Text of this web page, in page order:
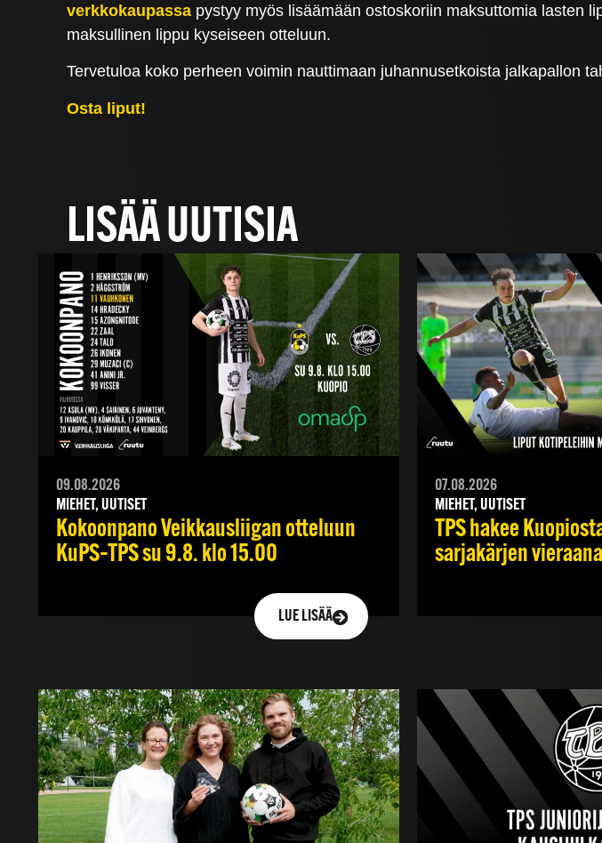
verkkokaupassa pystyy myös lisäämään ostoskoriin maksuttomia lasten
maksullinen lippu kyseiseen otteluun.
Tervetuloa koko perheen voimin nauttimaan juhannusetkoista jalkapallon
Osta liput!
LISÄÄ UUTISIA
09.08.2026
MIEHET, UUTISET
Kokoonpano Veikkausliigan otteluun
KuPS–TPS su 9.8. klo 15.00
LUE LISÄÄ
07.08.2026
MIEHET, UUTISET
TPS hakee
sarjakärjen vieraana